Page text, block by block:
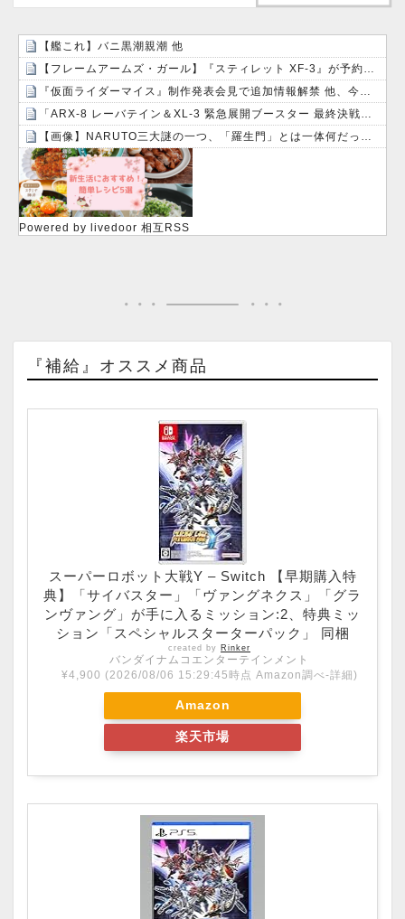
【艦これ】バニ黒潮親潮 他
【フレームアームズ・ガール】『スティレット XF-3』が予約開始です！
『仮面ライダーマイス』制作発表会見で追加情報解禁 他、今週の備忘録（2026/7/31～2026/8/6）
「ARX-8 レーバテイン＆XL-3 緊急展開ブースター 最終決戦仕様」アルお前カッコいいな
【画像】NARUTO三大謎の一つ、「羅生門」とは一体何だったのか！？
Powered by livedoor 相互RSS
『補給』オススメ商品
スーパーロボット大戦Y – Switch 【早期購入特
典】「サイバスター」「ヴァングネクス」「グラ
ンヴァング」が手に入るミッション:2、特典ミッ
ション「スペシャルスターターパック」 同梱
created by Rinker
バンダイナムコエンターテインメント
¥4,900 (2026/08/06 15:29:45時点 Amazon調べ-詳細)
Amazon
楽天市場